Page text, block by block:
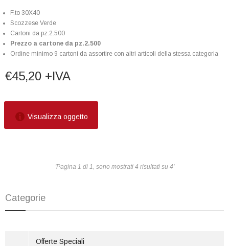
F.to 30X40
Scozzese Verde
Cartoni da pz.2.500
Prezzo a cartone da pz.2.500
Ordine minimo 9 cartoni da assortire con altri articoli della stessa categoria
€45,20 +IVA
Visualizza oggetto
'Pagina 1 di 1, sono mostrati 4 risultati su 4'
Categorie
Offerte Speciali